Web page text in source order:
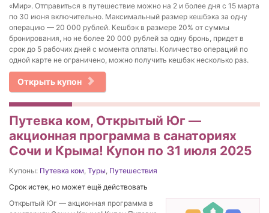
«Мир». Отправиться в путешествие можно на 2 и более дня с 15 марта
по 30 июня включительно. Максимальный размер кешбэка за одну
операцию — 20 000 рублей. Кешбэк в размере 20% от суммы
бронирования, но не более 20 000 рублей за одну бронь, придет в
срок до 5 рабочих дней с момента оплаты. Количество операций по
одной карте не ограничено, можно получить кешбэк несколько раз.
Открыть купон
Путевка ком, Открытый Юг —
акционная программа в санаториях
Сочи и Крыма! Купон по 31 июля 2025
Купоны: Путевка ком, Туры, Путешествия
Срок истек, но может ещё действовать
Открытый Юг — акционная программа в